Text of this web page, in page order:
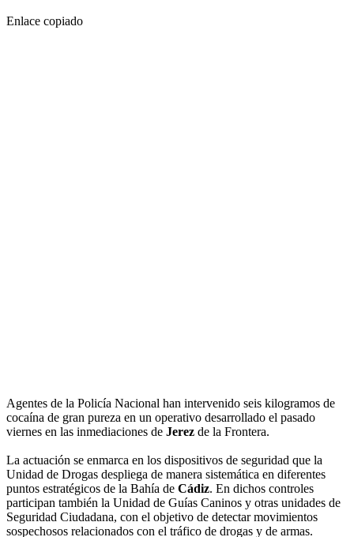
Enlace copiado
Agentes de la Policía Nacional han intervenido seis kilogramos de
cocaína de gran pureza en un operativo desarrollado el pasado
viernes en las inmediaciones de Jerez de la Frontera.
La actuación se enmarca en los dispositivos de seguridad que la
Unidad de Drogas despliega de manera sistemática en diferentes
puntos estratégicos de la Bahía de Cádiz. En dichos controles
participan también la Unidad de Guías Caninos y otras unidades de
Seguridad Ciudadana, con el objetivo de detectar movimientos
sospechosos relacionados con el tráfico de drogas y de armas.